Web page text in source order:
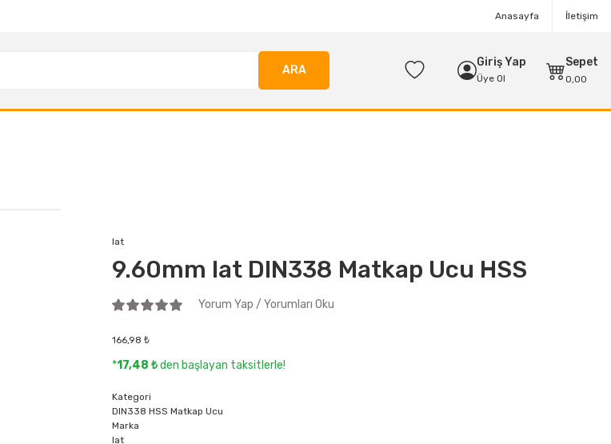
Anasayfa İletişim
ARA
Giriş Yap
Üye Ol
Sepet
0,00
Iat
9.60mm Iat DIN338 Matkap Ucu HSS
Yorum Yap / Yorumları Oku
166,98 ₺
*17,48 ₺den başlayan taksitlerle!
Kategori
DIN338 HSS Matkap Ucu
Marka
Iat